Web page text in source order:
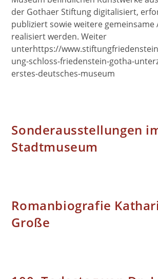
der Gothaer Stiftung digitalisiert,
publiziert sowie weitere gemeinsame
realisiert werden. Weiter
unterhttps://
ung-schloss-friedenstein-gotha-
erstes-deutsches-museum
Sonderausstellungen
Stadtmuseum
Romanbiografie
Große